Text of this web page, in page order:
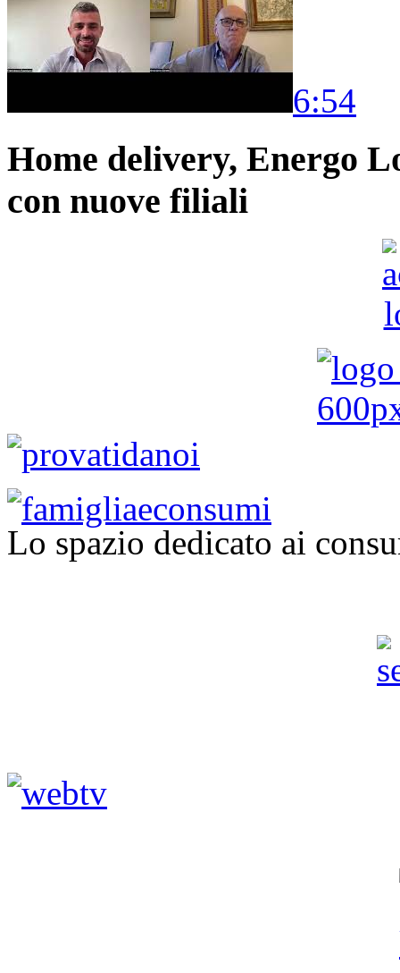
6:54
Home delivery, Energo
con nuove filiali
Lo spazio dedicato ai